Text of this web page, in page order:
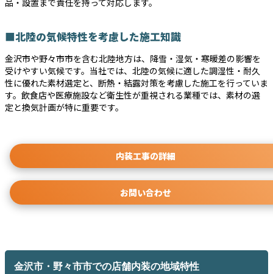
品・設置まで責任を持って対応します。
■北陸の気候特性を考慮した施工知識
金沢市や野々市市を含む北陸地方は、降雪・湿気・寒暖差の影響を
受けやすい気候です。当社では、北陸の気候に適した調湿性・耐久
性に優れた素材選定と、断熱・結露対策を考慮した施工を行っていま
す。飲食店や医療施設など衛生性が重視される業種では、素材の選
定と換気計画が特に重要です。
内装工事の詳細
お問い合わせ
金沢市・野々市市での店舗内装の地域特性